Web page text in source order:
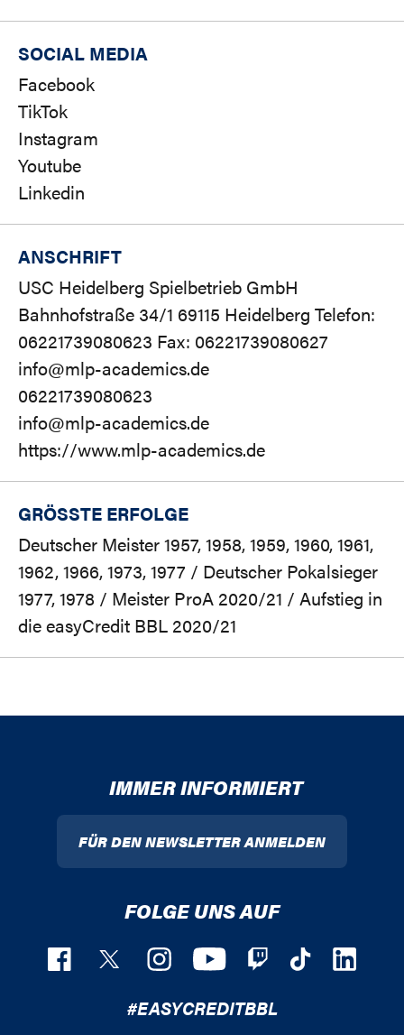
SOCIAL MEDIA
Facebook
TikTok
Instagram
Youtube
Linkedin
ANSCHRIFT
USC Heidelberg Spielbetrieb GmbH
Bahnhofstraße 34/1 69115 Heidelberg Telefon:
06221739080623 Fax: 06221739080627
info@mlp-academics.de
06221739080623
info@mlp-academics.de
https://www.mlp-academics.de
GRÖSSTE ERFOLGE
Deutscher Meister 1957, 1958, 1959, 1960, 1961,
1962, 1966, 1973, 1977 / Deutscher Pokalsieger
1977, 1978 / Meister ProA 2020/21 / Aufstieg in
die easyCredit BBL 2020/21
IMMER INFORMIERT
FÜR DEN NEWSLETTER ANMELDEN
FOLGE UNS AUF
#EASYCREDITBBL